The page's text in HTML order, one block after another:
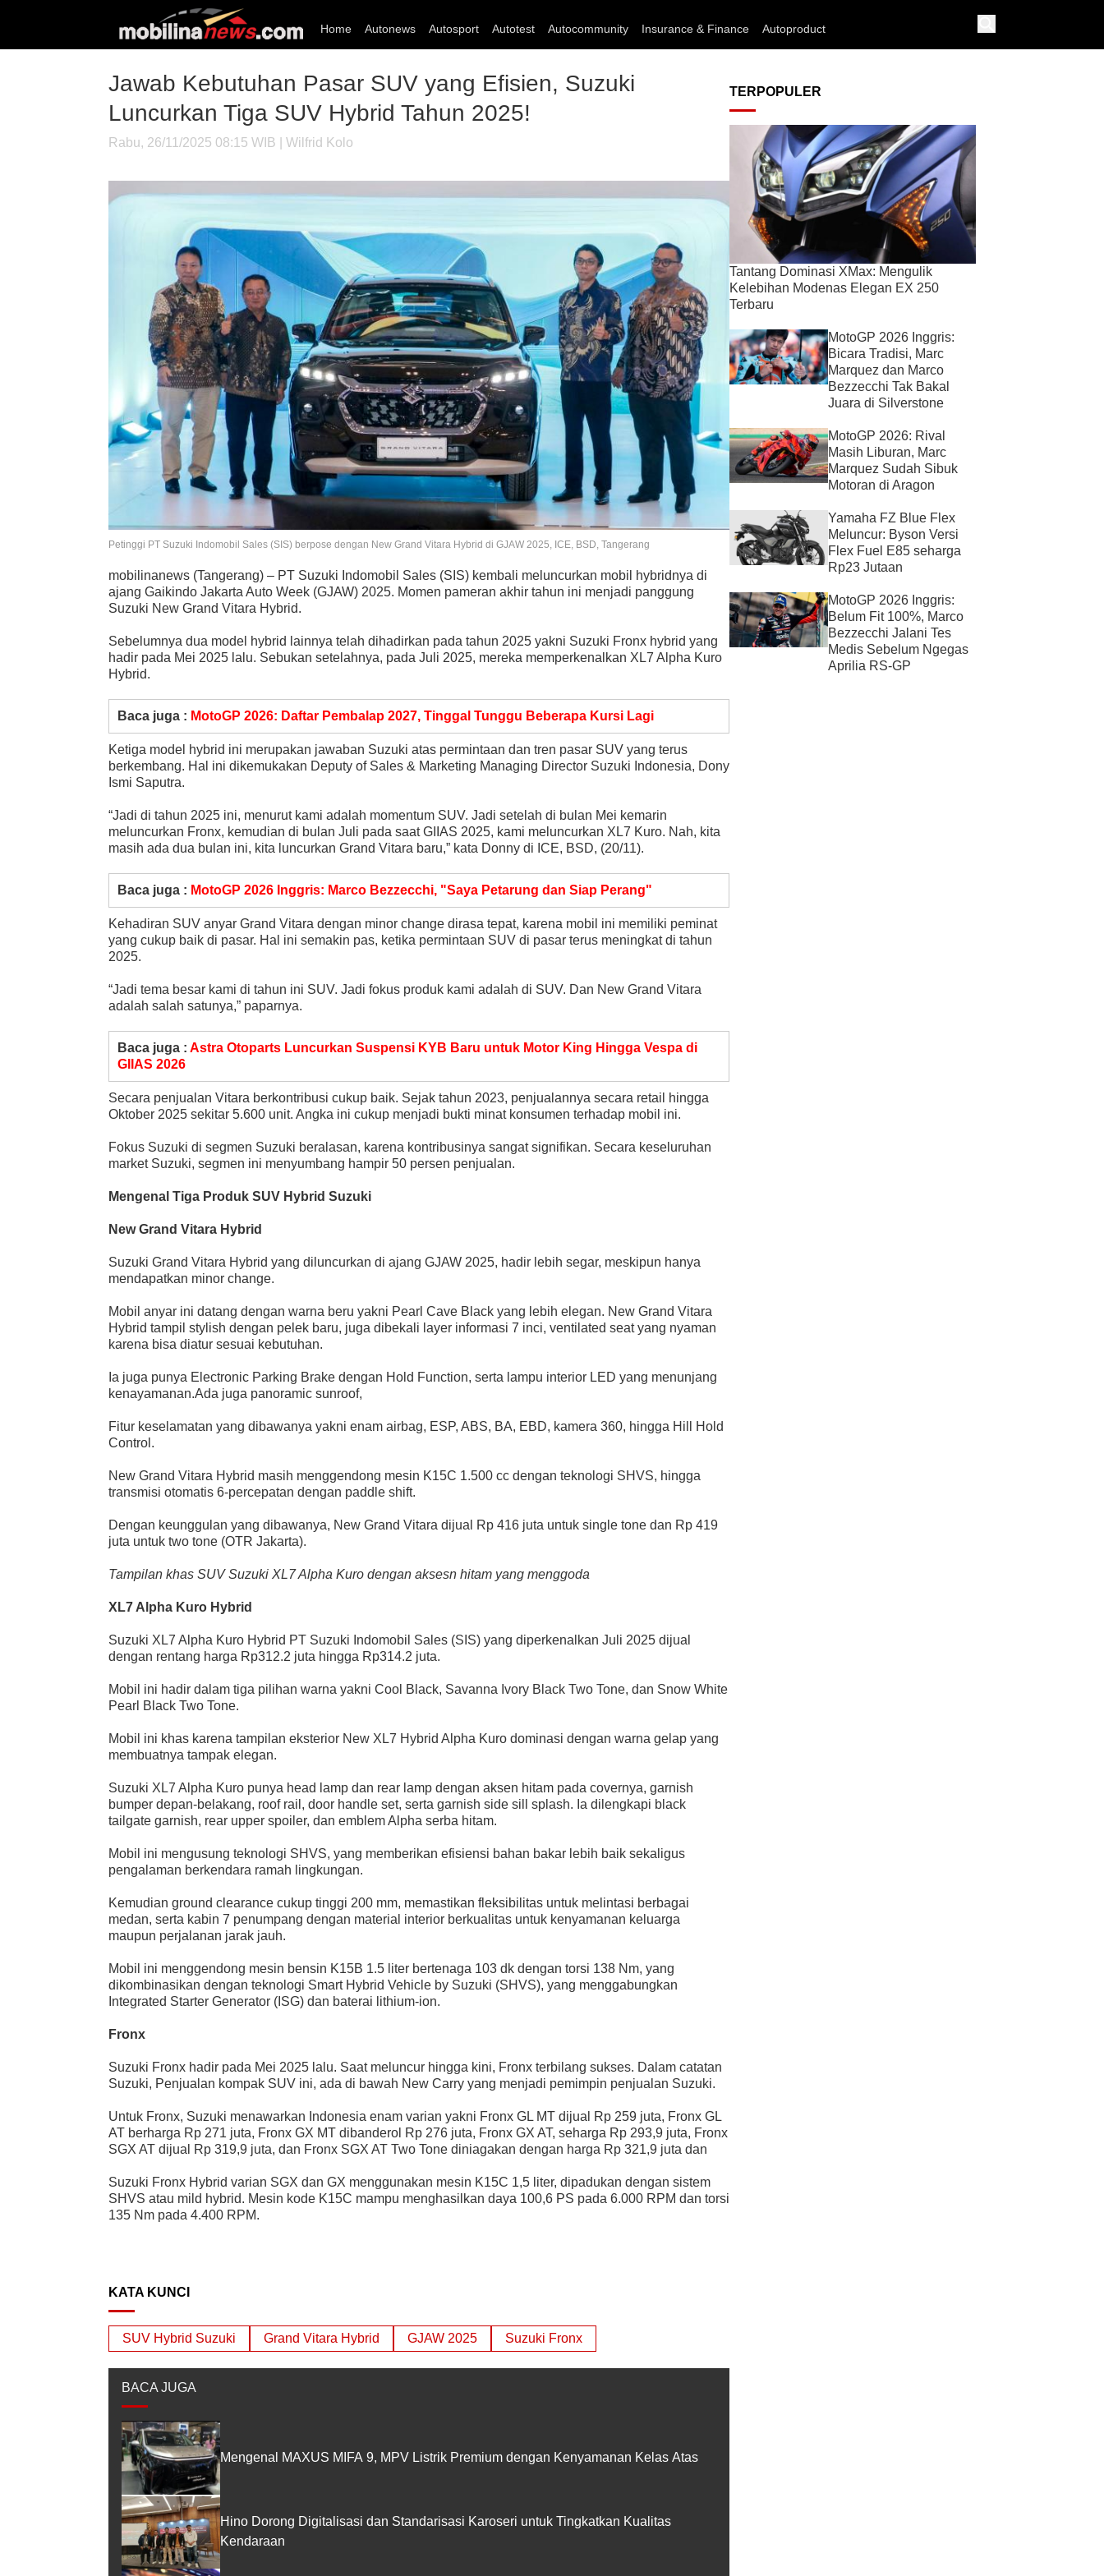
Home Autonews Autosport Autotest Autocommunity Insurance & Finance Autoproduct
Jawab Kebutuhan Pasar SUV yang Efisien, Suzuki
Luncurkan Tiga SUV Hybrid Tahun 2025!
Rabu, 26/11/2025 08:15 WIB | Wilfrid Kolo
Petinggi PT Suzuki Indomobil Sales (SIS) berpose dengan New Grand Vitara Hybrid di GJAW 2025, ICE, BSD, Tangerang
mobilinanews (Tangerang) – PT Suzuki Indomobil Sales (SIS) kembali meluncurkan mobil hybridnya di
ajang Gaikindo Jakarta Auto Week (GJAW) 2025. Momen pameran akhir tahun ini menjadi panggung
Suzuki New Grand Vitara Hybrid.
Sebelumnya dua model hybrid lainnya telah dihadirkan pada tahun 2025 yakni Suzuki Fronx hybrid yang
hadir pada Mei 2025 lalu. Sebukan setelahnya, pada Juli 2025, mereka memperkenalkan XL7 Alpha Kuro
Hybrid.
Baca juga : MotoGP 2026: Daftar Pembalap 2027, Tinggal Tunggu Beberapa Kursi Lagi
Ketiga model hybrid ini merupakan jawaban Suzuki atas permintaan dan tren pasar SUV yang terus
berkembang. Hal ini dikemukakan Deputy of Sales & Marketing Managing Director Suzuki Indonesia, Dony
Ismi Saputra.
“Jadi di tahun 2025 ini, menurut kami adalah momentum SUV. Jadi setelah di bulan Mei kemarin
meluncurkan Fronx, kemudian di bulan Juli pada saat GIIAS 2025, kami meluncurkan XL7 Kuro. Nah, kita
masih ada dua bulan ini, kita luncurkan Grand Vitara baru,” kata Donny di ICE, BSD, (20/11).
Baca juga : MotoGP 2026 Inggris: Marco Bezzecchi, "Saya Petarung dan Siap Perang"
Kehadiran SUV anyar Grand Vitara dengan minor change dirasa tepat, karena mobil ini memiliki peminat
yang cukup baik di pasar. Hal ini semakin pas, ketika permintaan SUV di pasar terus meningkat di tahun
2025.
“Jadi tema besar kami di tahun ini SUV. Jadi fokus produk kami adalah di SUV. Dan New Grand Vitara
adalah salah satunya,” paparnya.
Baca juga : Astra Otoparts Luncurkan Suspensi KYB Baru untuk Motor King Hingga Vespa di
GIIAS 2026
Secara penjualan Vitara berkontribusi cukup baik. Sejak tahun 2023, penjualannya secara retail hingga
Oktober 2025 sekitar 5.600 unit. Angka ini cukup menjadi bukti minat konsumen terhadap mobil ini.
Fokus Suzuki di segmen Suzuki beralasan, karena kontribusinya sangat signifikan. Secara keseluruhan
market Suzuki, segmen ini menyumbang hampir 50 persen penjualan.
Mengenal Tiga Produk SUV Hybrid Suzuki
New Grand Vitara Hybrid
Suzuki Grand Vitara Hybrid yang diluncurkan di ajang GJAW 2025, hadir lebih segar, meskipun hanya
mendapatkan minor change.
Mobil anyar ini datang dengan warna beru yakni Pearl Cave Black yang lebih elegan. New Grand Vitara
Hybrid tampil stylish dengan pelek baru, juga dibekali layer informasi 7 inci, ventilated seat yang nyaman
karena bisa diatur sesuai kebutuhan.
Ia juga punya Electronic Parking Brake dengan Hold Function, serta lampu interior LED yang menunjang
kenayamanan.Ada juga panoramic sunroof,
Fitur keselamatan yang dibawanya yakni enam airbag, ESP, ABS, BA, EBD, kamera 360, hingga Hill Hold
Control.
New Grand Vitara Hybrid masih menggendong mesin K15C 1.500 cc dengan teknologi SHVS, hingga
transmisi otomatis 6-percepatan dengan paddle shift.
Dengan keunggulan yang dibawanya, New Grand Vitara dijual Rp 416 juta untuk single tone dan Rp 419
juta untuk two tone (OTR Jakarta).
Tampilan khas SUV Suzuki XL7 Alpha Kuro dengan aksesn hitam yang menggoda
XL7 Alpha Kuro Hybrid
Suzuki XL7 Alpha Kuro Hybrid PT Suzuki Indomobil Sales (SIS) yang diperkenalkan Juli 2025 dijual
dengan rentang harga Rp312.2 juta hingga Rp314.2 juta.
Mobil ini hadir dalam tiga pilihan warna yakni Cool Black, Savanna Ivory Black Two Tone, dan Snow White
Pearl Black Two Tone.
Mobil ini khas karena tampilan eksterior New XL7 Hybrid Alpha Kuro dominasi dengan warna gelap yang
membuatnya tampak elegan.
Suzuki XL7 Alpha Kuro punya head lamp dan rear lamp dengan aksen hitam pada covernya, garnish
bumper depan-belakang, roof rail, door handle set, serta garnish side sill splash. Ia dilengkapi black
tailgate garnish, rear upper spoiler, dan emblem Alpha serba hitam.
Mobil ini mengusung teknologi SHVS, yang memberikan efisiensi bahan bakar lebih baik sekaligus
pengalaman berkendara ramah lingkungan.
Kemudian ground clearance cukup tinggi 200 mm, memastikan fleksibilitas untuk melintasi berbagai
medan, serta kabin 7 penumpang dengan material interior berkualitas untuk kenyamanan keluarga
maupun perjalanan jarak jauh.
Mobil ini menggendong mesin bensin K15B 1.5 liter bertenaga 103 dk dengan torsi 138 Nm, yang
dikombinasikan dengan teknologi Smart Hybrid Vehicle by Suzuki (SHVS), yang menggabungkan
Integrated Starter Generator (ISG) dan baterai lithium-ion.
Fronx
Suzuki Fronx hadir pada Mei 2025 lalu. Saat meluncur hingga kini, Fronx terbilang sukses. Dalam catatan
Suzuki, Penjualan kompak SUV ini, ada di bawah New Carry yang menjadi pemimpin penjualan Suzuki.
Untuk Fronx, Suzuki menawarkan Indonesia enam varian yakni Fronx GL MT dijual Rp 259 juta, Fronx GL
AT berharga Rp 271 juta, Fronx GX MT dibanderol Rp 276 juta, Fronx GX AT, seharga Rp 293,9 juta, Fronx
SGX AT dijual Rp 319,9 juta, dan Fronx SGX AT Two Tone diniagakan dengan harga Rp 321,9 juta dan
Suzuki Fronx Hybrid varian SGX dan GX menggunakan mesin K15C 1,5 liter, dipadukan dengan sistem
SHVS atau mild hybrid. Mesin kode K15C mampu menghasilkan daya 100,6 PS pada 6.000 RPM dan torsi
135 Nm pada 4.400 RPM.
KATA KUNCI
SUV Hybrid Suzuki Grand Vitara Hybrid GJAW 2025 Suzuki Fronx
BACA JUGA
Mengenal MAXUS MIFA 9, MPV Listrik Premium dengan Kenyamanan Kelas Atas
Hino Dorong Digitalisasi dan Standarisasi Karoseri untuk Tingkatkan Kualitas
Kendaraan
TERPOPULER
Tantang Dominasi XMax: Mengulik
Kelebihan Modenas Elegan EX 250
Terbaru
MotoGP 2026 Inggris:
Bicara Tradisi, Marc
Marquez dan Marco
Bezzecchi Tak Bakal
Juara di Silverstone
MotoGP 2026: Rival
Masih Liburan, Marc
Marquez Sudah Sibuk
Motoran di Aragon
Yamaha FZ Blue Flex
Meluncur: Byson Versi
Flex Fuel E85 seharga
Rp23 Jutaan
MotoGP 2026 Inggris:
Belum Fit 100%, Marco
Bezzecchi Jalani Tes
Medis Sebelum Ngegas
Aprilia RS-GP